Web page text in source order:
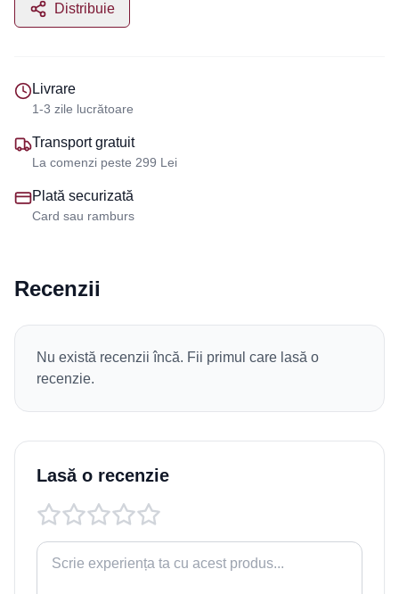
Distribuie
Livrare
1-3 zile lucrătoare
Transport gratuit
La comenzi peste 299 Lei
Plată securizată
Card sau ramburs
Recenzii
Nu există recenzii încă. Fii primul care lasă o
recenzie.
Lasă o recenzie